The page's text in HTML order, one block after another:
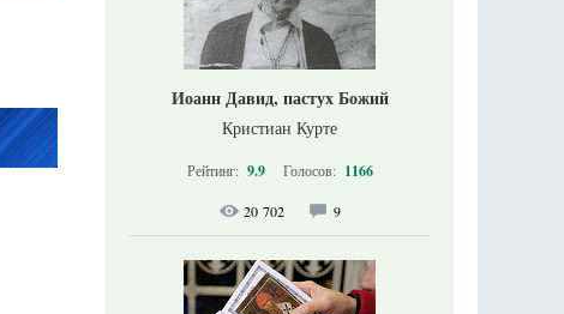
Иоанн Давид, пастух Божий
Кристиан Курте
Рейтинг: 9.9 Голосов: 1166
20 702 9